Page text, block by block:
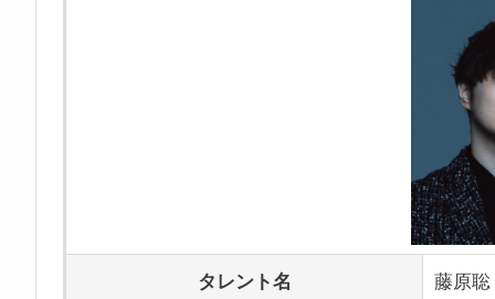
タレント名 藤原聡